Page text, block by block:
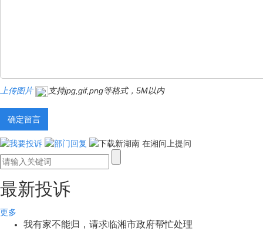
上传图片 支持jpg,gif,png等格式，5M以内
最新投诉
更多
我有家不能归，请求临湘市政府帮忙处理